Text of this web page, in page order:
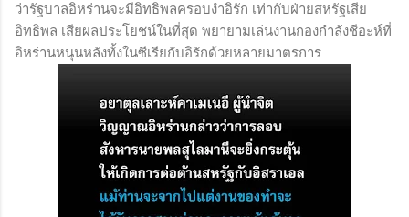
ว่ารัฐบาลอิหร่านจะมีอิทธิพลครอบงำอิรัก เท่ากับฝ่ายสหรัฐเสีย
อิทธิพล เสียผลประโยชน์ในที่สุด พยายามเล่นงานกองกำลังชีอะห์ที่
อิหร่านหนุนหลังทั้งในซีเรียกับอิรักด้วยหลายมาตรการ